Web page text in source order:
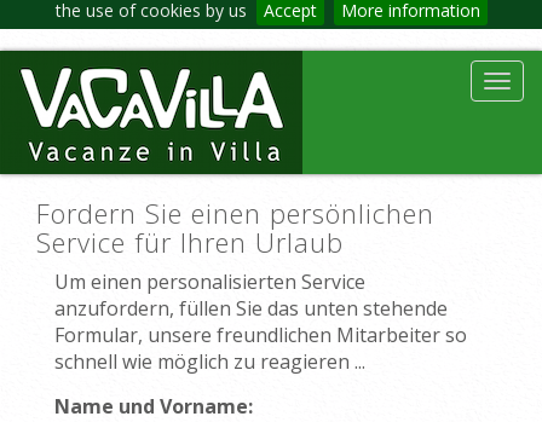
the use of cookies by us Accept More information
Fordern Sie einen persönlichen
Service für Ihren Urlaub
Um einen personalisierten Service
anzufordern, füllen Sie das unten stehende
Formular, unsere freundlichen Mitarbeiter so
schnell wie möglich zu reagieren ...
Name und Vorname: